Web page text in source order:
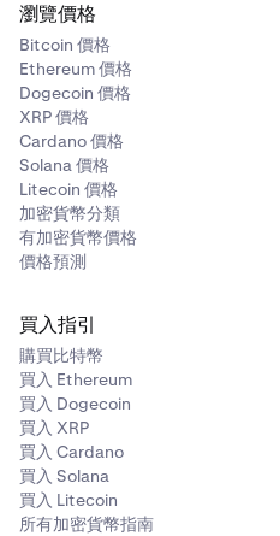
✅
Injective (INJ)
✅
Kava (KAVA)
✅
Kusama (KSM)
✅
NEAR Protocol (NEAR)
✅
瀏覽價格
Bitcoin 價格
Ethereum 價格
Dogecoin 價格
XRP 價格
Cardano 價格
Solana 價格
Litecoin 價格
加密貨幣分類
有加密貨幣價格
價格預測
買入指引
購買比特幣
買入 Ethereum
買入 Dogecoin
買入 XRP
買入 Cardano
買入 Solana
買入 Litecoin
所有加密貨幣指南